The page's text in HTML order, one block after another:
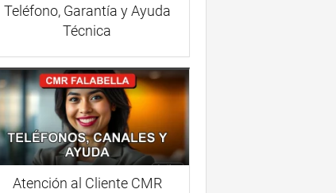
Teléfono, Garantía y Ayuda
Técnica
Atención al Cliente CMR